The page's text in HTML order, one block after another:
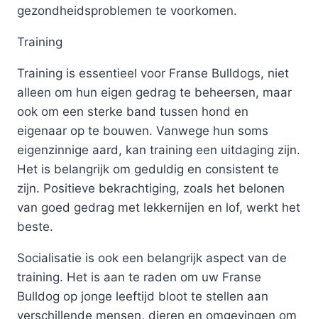
gezondheidsproblemen te voorkomen.
Training
Training is essentieel voor Franse Bulldogs, niet
alleen om hun eigen gedrag te beheersen, maar
ook om een sterke band tussen hond en
eigenaar op te bouwen. Vanwege hun soms
eigenzinnige aard, kan training een uitdaging zijn.
Het is belangrijk om geduldig en consistent te
zijn. Positieve bekrachtiging, zoals het belonen
van goed gedrag met lekkernijen en lof, werkt het
beste.
Socialisatie is ook een belangrijk aspect van de
training. Het is aan te raden om uw Franse
Bulldog op jonge leeftijd bloot te stellen aan
verschillende mensen, dieren en omgevingen om